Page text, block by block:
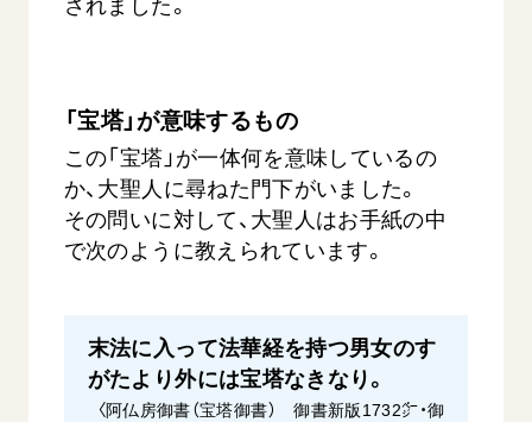
されました。
「宝塔」が意味するもの
この「宝塔」が一体何を意味しているの
か、大聖人に尋ねた門下がいました。
その問いに対して、大聖人はお手紙の中
で次のように教えられています。
末法に入って法華経を持つ男女のす
がたより外には宝塔なきなり。
〈阿仏房御書（宝塔御書） 御書新版1732㌻・御